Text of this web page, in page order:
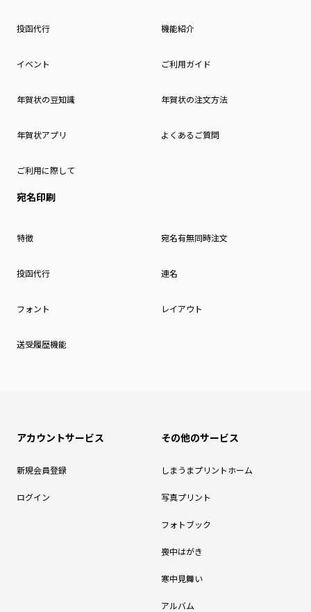
投函代行 機能紹介
イベント ご利用ガイド
年賀状の豆知識 年賀状の注文方法
年賀状アプリ よくあるご質問
ご利用に際して
宛名印刷
特徴 宛名有無同時注文
投函代行 連名
フォント レイアウト
送受履歴機能
アカウントサービス
新規会員登録
ログイン
その他のサービス
しまうまプリントホーム
写真プリント
フォトブック
喪中はがき
寒中見舞い
アルバム